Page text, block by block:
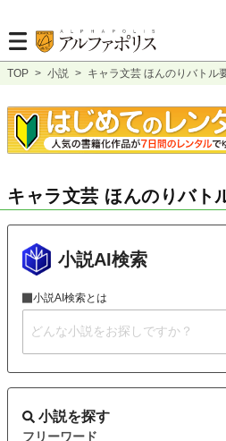
TOP > 小説 > キャラ文芸 ほんのりバトル
キャラ文芸 ほんのりバト
小説AI検索
小説AI検索とは
小説を探す
フリーワード